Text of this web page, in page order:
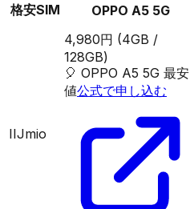
格安SIM
OPPO A5 5G
IIJmio
4,980円 (4GB /
128GB)
🎈 OPPO A5 5G 最安
値公式で申し込む